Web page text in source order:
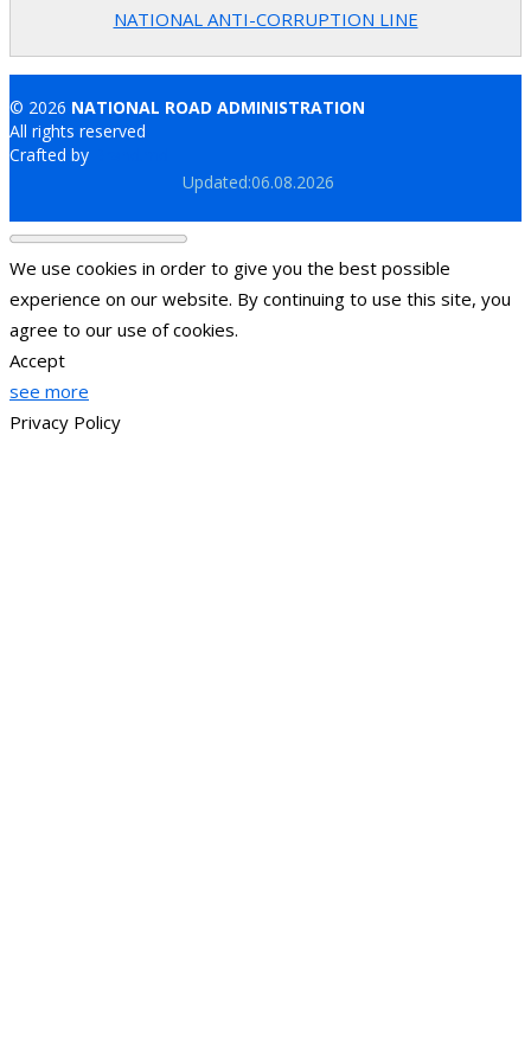
NATIONAL ANTI-CORRUPTION LINE
© 2026 NATIONAL ROAD ADMINISTRATION
All rights reserved
Crafted by
Updated:06.08.2026
We use cookies in order to give you the best possible
experience on our website. By continuing to use this site, you
agree to our use of cookies.
Accept
see more
Privacy Policy